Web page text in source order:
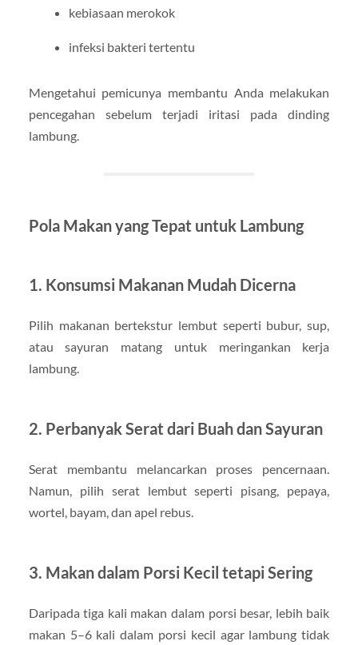
kebiasaan merokok
infeksi bakteri tertentu
Mengetahui pemicunya membantu Anda melakukan
pencegahan sebelum terjadi iritasi pada dinding
lambung.
Pola Makan yang Tepat untuk Lambung
1. Konsumsi Makanan Mudah Dicerna
Pilih makanan bertekstur lembut seperti bubur, sup,
atau sayuran matang untuk meringankan kerja
lambung.
2. Perbanyak Serat dari Buah dan Sayuran
Serat membantu melancarkan proses pencernaan.
Namun, pilih serat lembut seperti pisang, pepaya,
wortel, bayam, dan apel rebus.
3. Makan dalam Porsi Kecil tetapi Sering
Daripada tiga kali makan dalam porsi besar, lebih baik
makan 5–6 kali dalam porsi kecil agar lambung tidak